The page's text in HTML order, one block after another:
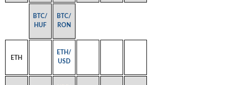
BTC/
HUF
BTC/
RON
ETH
ETH/
USD